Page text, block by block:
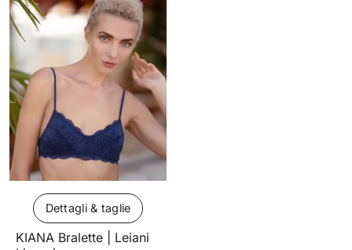
Dettagli & taglie
KIANA Bralette | Leiani